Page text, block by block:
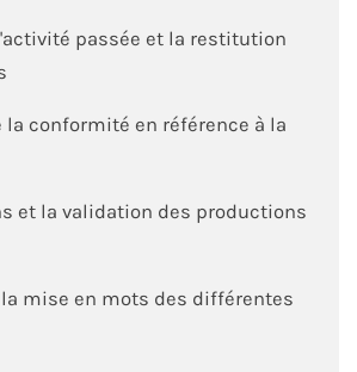
passée et la restitution
la conformité en référence à la
et la validation des productions
la mise en mots des différentes